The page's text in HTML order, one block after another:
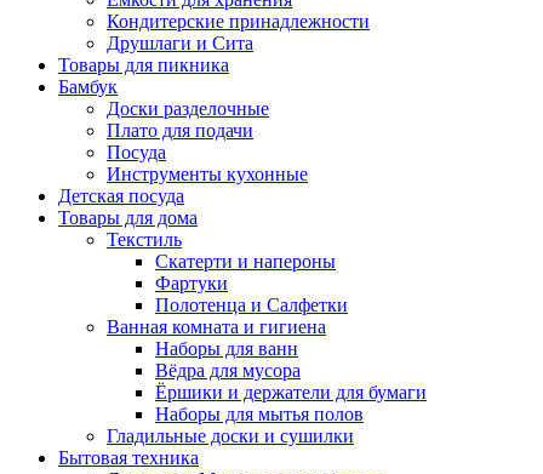
Кондитерские принадлежности
Друшлаги и Сита
Товары для пикника
Бамбук
Доски разделочные
Плато для подачи
Посуда
Инструменты кухонные
Детская посуда
Товары для дома
Текстиль
Скатерти и напероны
Фартуки
Полотенца и Салфетки
Ванная комната и гигиена
Наборы для ванн
Вёдра для мусора
Ёршики и держатели для бумаги
Наборы для мытья полов
Гладильные доски и сушилки
Бытовая техника